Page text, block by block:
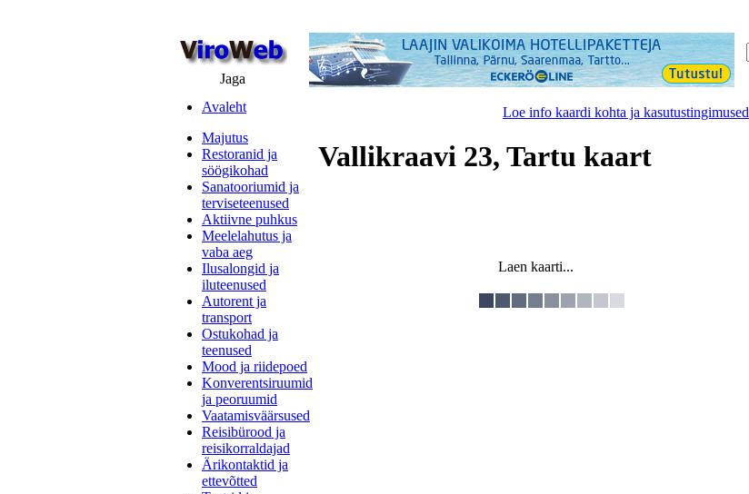
Jaga
Avaleht
Majutus
Restoranid ja
söögikohad
Sanatooriumid ja
terviseteenused
Aktiivne puhkus
Meelelahutus ja
vaba aeg
Ilusalongid ja
iluteenused
Autorent ja
transport
Ostukohad ja
teenused
Mood ja riidepoed
Konverentsiruumid
ja peoruumid
Vaatamisväärsused
Reisibürood ja
reisikorraldajad
Ärikontaktid ja
ettevõtted
Loe info kaardi kohta ja kasutustingimused
Vallikraavi 23, Tartu kaart
Laen kaarti...